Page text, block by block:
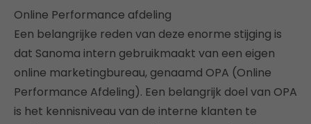
Online Performance afdeling
Een belangrijke reden van deze enorme stijging is
dat Sanoma intern gebruikmaakt van een eigen
online marketingbureau, genaamd OPA (Online
Performance Afdeling). Een belangrijk doel van OPA
is het kennisniveau van de interne klanten te